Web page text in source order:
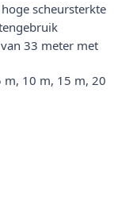
scheursterkte
33 meter met
m, 10 m, 15 m, 20